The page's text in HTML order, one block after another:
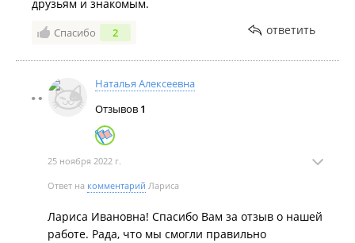
друзьям и знакомым.
Спасибо 2 ответить
Наталья Алексеевна
Отзывов 1
25 ноября 2022 г.
Ответ на комментарий Лариса
Лариса Ивановна! Спасибо Вам за отзыв о нашей
работе. Рада, что мы смогли правильно